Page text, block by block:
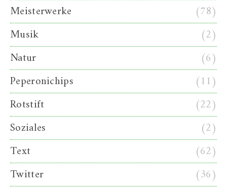
Meisterwerke
(78)
Musik
(2)
Natur
(6)
Peperonichips
(11)
Rotstift
(22)
Soziales
(2)
Text
(62)
Twitter
(36)